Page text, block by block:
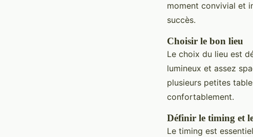
moment convivial et
succès.
Choisir le bon lieu
Le choix du lieu est
lumineux et assez
plusieurs petites
confortablement.
Définir le timing et
Le timing est